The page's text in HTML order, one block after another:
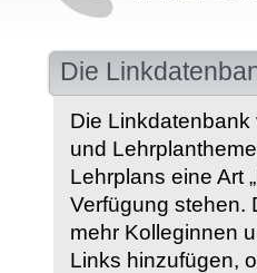
Die
Die
und
Lehrplans eine Art
Verfügung stehen.
mehr Kolleginnen
Links hinzufügen,